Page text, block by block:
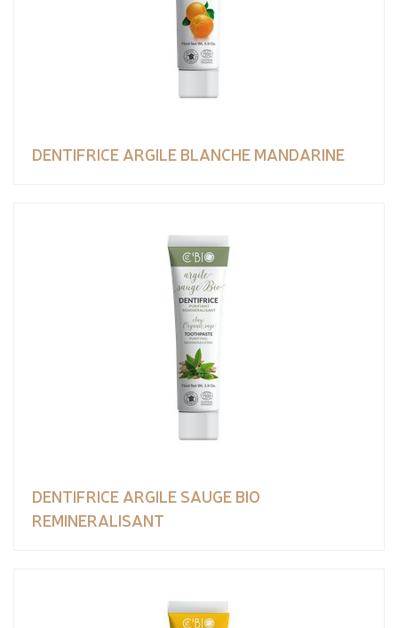
DENTIFRICE ARGILE BLANCHE MANDARINE
DENTIFRICE ARGILE SAUGE BIO
REMINERALISANT